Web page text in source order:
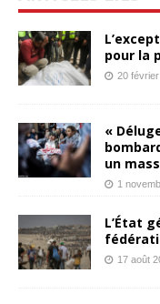
pour la
20
«
un
1
L’État
17 août